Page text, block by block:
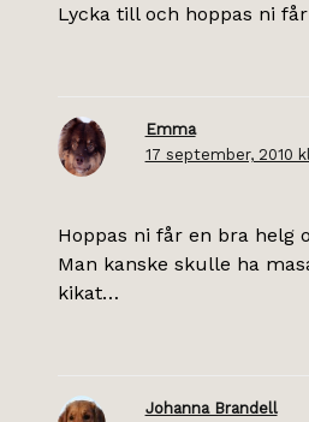
Lycka till och hoppas ni
Emma
17 september, 2010
Hoppas ni får en bra helg
Man kanske skulle ha
kikat…
Johanna Brandell